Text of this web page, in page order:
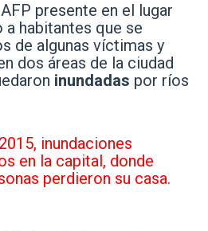
presente en el lugar
habitantes que se
de algunas víctimas y
dos áreas de la ciudad
inundadas por ríos